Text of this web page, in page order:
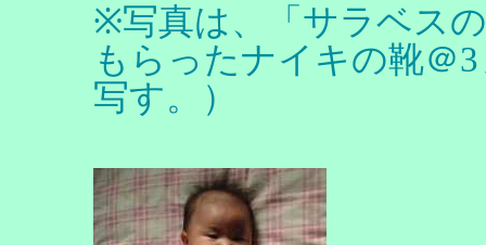
※写真は、「サラベス
もらったナイキの靴＠
写す。）